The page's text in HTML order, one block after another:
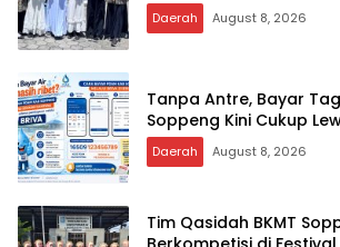
Daerah August 8, 2026
Tanpa Antre, Bayar
Soppeng Kini Cukup
Daerah August 8, 2026
Tim Qasidah BKMT